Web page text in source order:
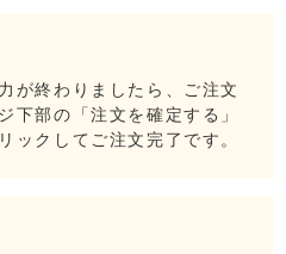
が終わりましたら、ご注文
下部の「注文を確定する」
ックしてご注文完了です。